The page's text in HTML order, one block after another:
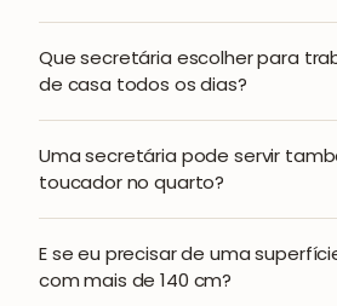
Que secretária escolher para
de casa todos os dias?
Uma secretária pode servir
toucador no quarto?
E se eu precisar de uma
com mais de 140 cm?